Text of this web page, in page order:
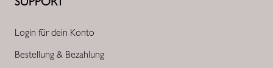
Login für dein Konto
Bestellung & Bezahlung